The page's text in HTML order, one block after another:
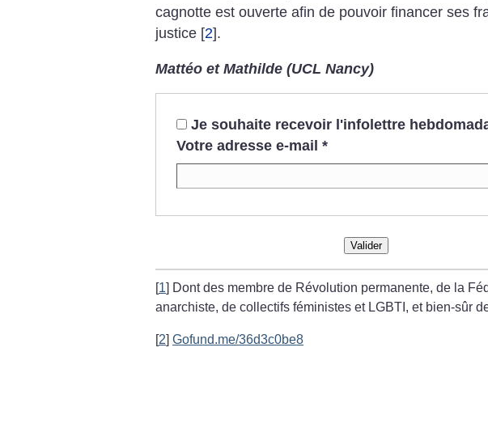
cagnotte est ouverte afin de pouvoir financer ses
justice [2].
Mattéo et Mathilde (UCL Nancy)
Je souhaite recevoir l'infolettre
Votre adresse e-mail *
Valider
[1] Dont des membre de Révolution permanente, de la
anarchiste, de collectifs féministes et LGBTI, et bien-sûr
[2] Gofund.me/36d3c0be8